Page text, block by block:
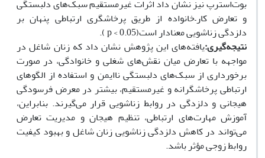
بوت‌استرپ نیز نشان داد اثرات غیرمستقیم سبک‌های دلبستگی
و تعارض کار–خانواده از طریق پرخاشگری ارتباطی پنهان بر
دلزدگی زناشویی معنادار است(p < 0.05
).
نتیجه‌گیری:یافته‌های این پژوهش نشان داد که زنان شاغل در
مواجهه با تعارض میان نقش‌های شغلی و خانوادگی، در صورت
برخورداری از سبک‌های دلبستگی ناایمن و استفاده از الگوهای
ارتباطی پرخاشگرانه و غیرمستقیم، بیشتر در معرض فرسودگی
هیجانی و دلزدگی در روابط زناشویی قرار می‌گیرند. بنابراین،
آموزش مهارت‌های ارتباطی، تنظیم هیجان و مدیریت تعارض
می‌تواند در کاهش دلزدگی زناشویی زنان شاغل و بهبود کیفیت
روابط زوجی مؤثر باشد.